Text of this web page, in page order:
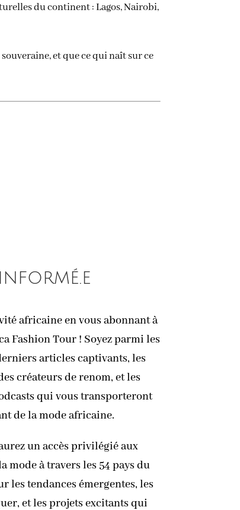
du continent : Lagos, Nairobi,
et que ce qui naît sur ce
africaine en vous abonnant à
Fashion Tour ! Soyez parmi les
articles captivants, les
créateurs de renom, et les
qui vous transporteront
de la mode africaine.
un accès privilégié aux
mode à travers les 54 pays du
les tendances émergentes, les
et les projets excitants qui